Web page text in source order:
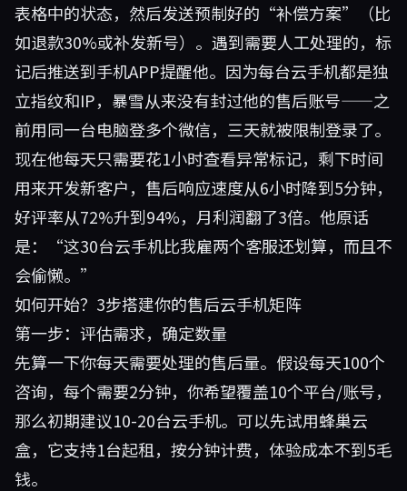
表格中的状态，然后发送预制好的“补偿方案”（比
如退款30%或补发新号）。遇到需要人工处理的，标
记后推送到手机APP提醒他。因为每台云手机都是独
立指纹和IP，暴雪从来没有封过他的售后账号——之
前用同一台电脑登多个微信，三天就被限制登录了。
现在他每天只需要花1小时查看异常标记，剩下时间
用来开发新客户，售后响应速度从6小时降到5分钟，
好评率从72%升到94%，月利润翻了3倍。他原话
是：“这30台云手机比我雇两个客服还划算，而且不
会偷懒。”
如何开始？3步搭建你的售后云手机矩阵
第一步：评估需求，确定数量
先算一下你每天需要处理的售后量。假设每天100个
咨询，每个需要2分钟，你希望覆盖10个平台/账号，
那么初期建议10-20台云手机。可以先试用蜂巢云
盒，它支持1台起租，按分钟计费，体验成本不到5毛
钱。